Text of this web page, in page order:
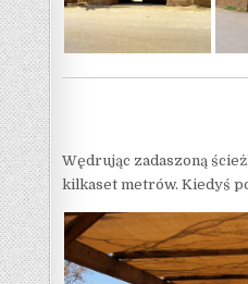
Wędrując zadaszoną
kilkaset metrów. Kiedyś